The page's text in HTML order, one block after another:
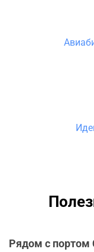
Рядом с портом